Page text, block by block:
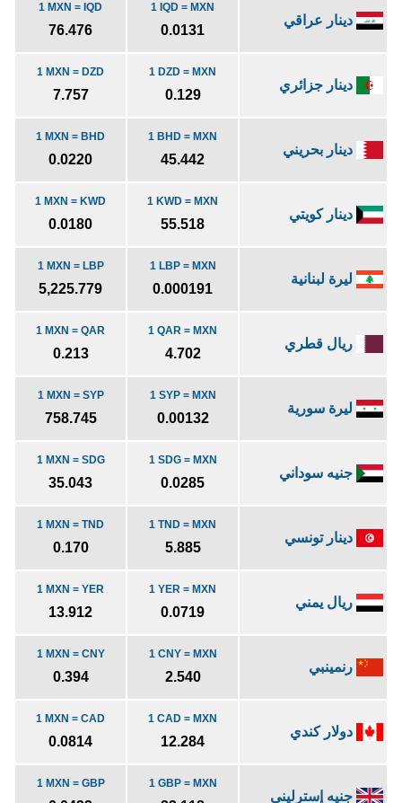
دينار عراقي
1 IQD = MXN
0.0131
1 MXN = IQD
76.476
دينار جزائري
1 DZD = MXN
0.129
1 MXN = DZD
7.757
دينار بحريني
1 BHD = MXN
45.442
1 MXN = BHD
0.0220
دينار كويتي
1 KWD = MXN
55.518
1 MXN = KWD
0.0180
ليرة لبنانية
1 LBP = MXN
0.000191
1 MXN = LBP
5,225.779
ريال قطري
1 QAR = MXN
4.702
1 MXN = QAR
0.213
ليرة سورية
1 SYP = MXN
0.00132
1 MXN = SYP
758.745
جنيه سوداني
1 SDG = MXN
0.0285
1 MXN = SDG
35.043
دينار تونسي
1 TND = MXN
5.885
1 MXN = TND
0.170
ريال يمني
1 YER = MXN
0.0719
1 MXN = YER
13.912
رنمينبي
1 CNY = MXN
2.540
1 MXN = CNY
0.394
دولار كندي
1 CAD = MXN
12.284
1 MXN = CAD
0.0814
جنيه إسترليني
1 GBP = MXN
1 MXN = GBP